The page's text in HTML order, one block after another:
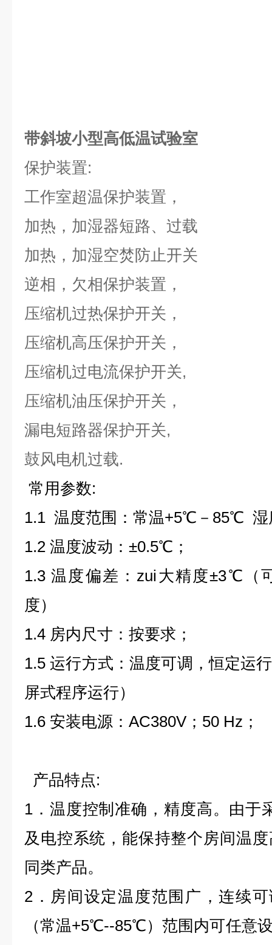
带斜坡小型高低温试验室
保护装置:
工作室超温保护装置，
加热，加湿器短路、过载
加热，加湿空焚防止开关
逆相，欠相保护装置，
压缩机过热保护开关，
压缩机高压保护开关，
压缩机过电流保护开关,
压缩机油压保护开关，
漏电短路器保护开关,
鼓风电机过载.
常用参数:
1.1 温度范围：常温+5℃－ 85℃ 湿
1.2 温度波动： ±0.5℃；
1.3温度偏差：zui大精度±3℃（
度）
1.4 房内尺寸：按要求；
1.5运行方式：温度可调，恒定运
屏式程序运行）
1.6 安装电源： AC380V ； 50 Hz ；
产品特点:
1 ．温度控制准确，精度高。由于
及电控系统，能保持整个房间温
同类产品。
2 ．房间设定温度范围广，连续
（常温+5℃--85℃）范围内可任意